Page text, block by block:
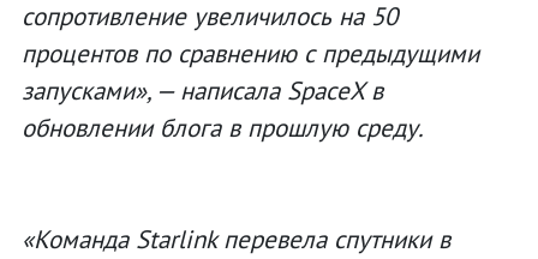
сопротивление увеличилось на 50
процентов по сравнению с предыдущими
запусками», — написала SpaceX в
обновлении блога в прошлую среду.
«Команда Starlink перевела спутники в